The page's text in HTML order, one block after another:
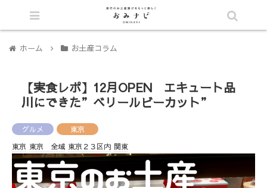
ホーム お土産コラム
【実食レポ】12月OPEN エキュート品
川にできた”ベリールビーカット”
グルメ
東京
東京 東京 全域 東京２３区内 関東
シェア